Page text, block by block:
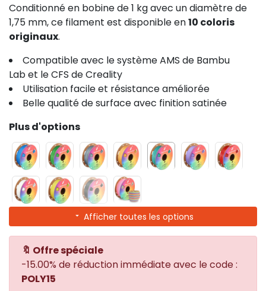
Conditionné en bobine de 1 kg avec un diamètre de
1,75 mm, ce filament est disponible en10 coloris
originaux.
Compatible avec le système AMS de Bambu
Lab et le CFS de Creality
Utilisation facile et résistance améliorée
Belle qualité de surface avec finition satinée
Plus d'options
Afficher toutes les options
🔖 Offre spéciale
-15.00% de réduction immédiate avec le code :
POLY15